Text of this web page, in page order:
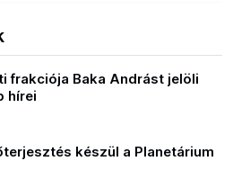
frakciója Baka Andrást jelöli
hírei
készül a Planetárium